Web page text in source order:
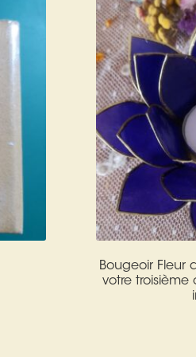
Bougeoir Fleur
votre troisième